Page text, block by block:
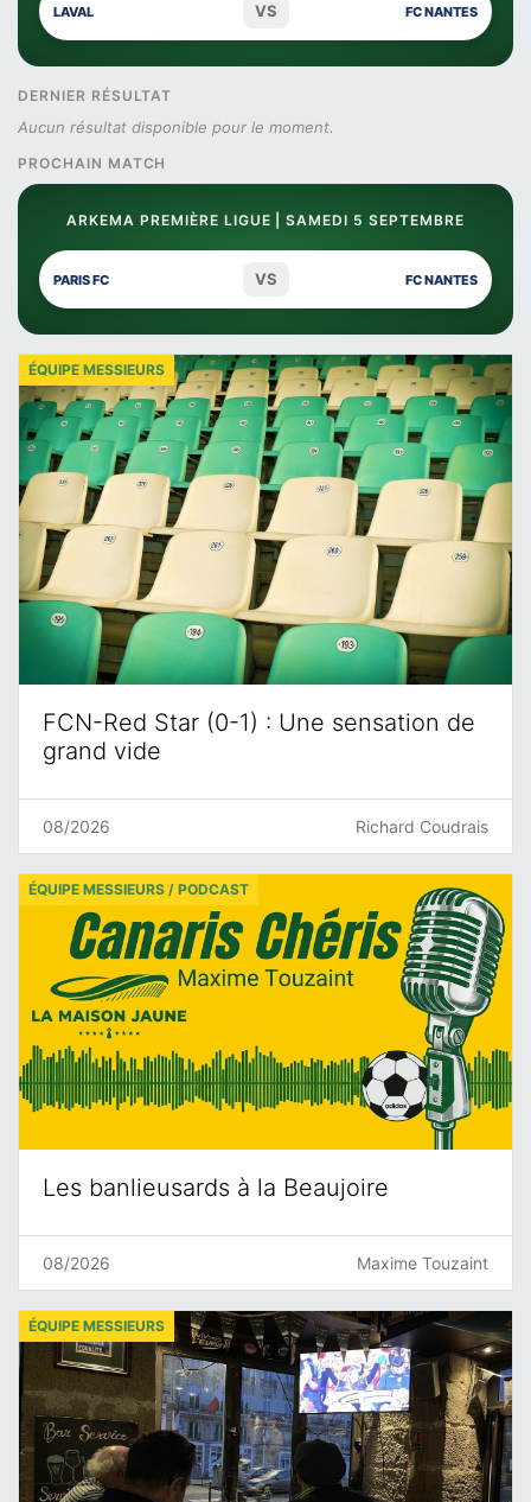
LAVAL VS FC NANTES
DERNIER RÉSULTAT
Aucun résultat disponible pour le moment.
PROCHAIN MATCH
ARKEMA PREMIÈRE LIGUE | SAMEDI 5 SEPTEMBRE
PARIS FC VS FC NANTES
FCN-Red Star (0-1) : Une sensation de
grand vide
ÉQUIPE MESSIEURS
08/2026 Richard Coudrais
Les banlieusards à la Beaujoire
ÉQUIPE MESSIEURS / PODCAST
08/2026 Maxime Touzaint
ÉQUIPE MESSIEURS